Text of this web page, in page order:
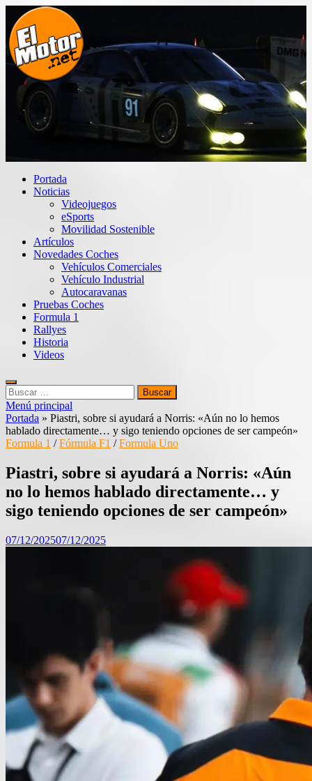
Saltar
contenido
El Motor punto Net
Información sobre novedades y pruebas de Automóviles
Portada
Noticias
Videojuegos
eSports
Movilidad Sostenible
Artículos
Novedades Coches
Vehículos Comerciales
Vehículo Industrial
Autocaravanas
Pruebas Coches
Formula 1
Rallyes
Historia
Videos
Buscar:
Menú principal
Portada » Piastri, sobre si ayudará a Norris: «Aún no lo hemos
hablado directamente… y sigo teniendo opciones de ser campeón»
Formula 1 /Fórmula F1 /Formula Uno
Piastri, sobre si ayudará a Norris: «Aún
no lo hemos hablado directamente… y
sigo teniendo opciones de ser campeón»
07/12/202507/12/2025